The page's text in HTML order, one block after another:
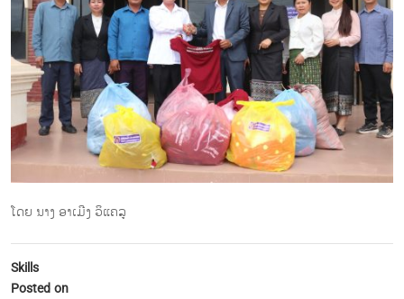
ໂດຍ ນາງ ອາເມີງ ວິແຄລູ
Skills
Posted on